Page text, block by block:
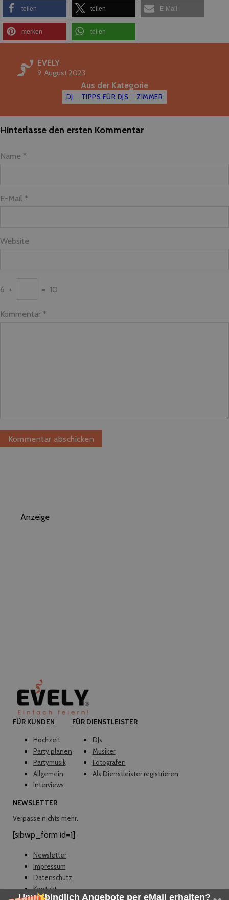
Unverbindlich Angebote per eMail erhalten?
teilen teilen E-Mail
merken teilen
EVELY
9. August 2023
Aus der Kategorie
DJ TIPPS FÜR DJS ZIMMER
Hinterlasse den ersten Kommentar
Name *
E-Mail *
Website
6 + = 10
Kommentar *
Anzeige
FÜR KUNDEN
Hochzeit
Party planen
Partymusik
Allgemein
Interviews
FÜR DIENSTLEISTER
DJs
Musiker
Fotografen
Als Dienstleister registrieren
NEWSLETTER
Verpasse nichts mehr.
[sibwp_form id=1]
Newsletter
Impressum
Datenschutz
Kontakt